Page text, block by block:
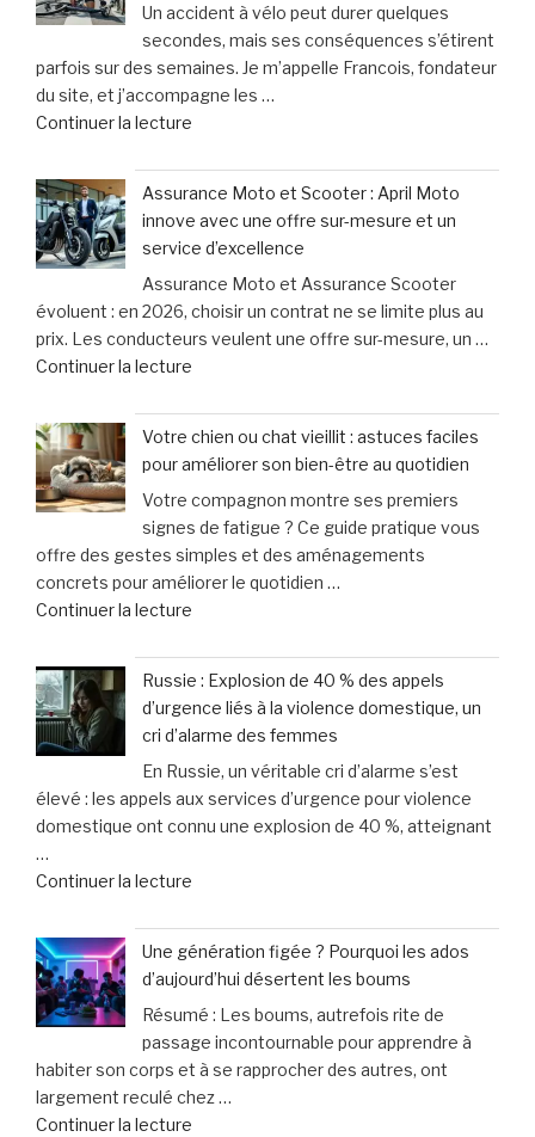
dommages
corporels »
bave
excessivement
et
titube
que
15
minutes
Un accident à vélo peut durer quelques
secondes, mais ses conséquences s’étirent
parfois sur des semaines. Je m’appelle Francois, fondateur
du site, et j’accompagne les …
Continuer la lecture
:
découvrez
les
erreurs
fréquentes
à
éviter
Assurance Moto et Scooter : April Moto
innove avec une offre sur-mesure et un
service d’excellence
Assurance Moto et Assurance Scooter
évoluent : en 2026, choisir un contrat ne se limite plus au
prix. Les conducteurs veulent une offre sur-mesure, un …
Continuer la lecture
Moto
et
Scooter
:
April
Moto
innove
un
service
d’excellence »
Votre chien ou chat vieillit : astuces faciles
pour améliorer son bien-être au quotidien
Votre compagnon montre ses premiers
signes de fatigue ? Ce guide pratique vous
offre des gestes simples et des aménagements
concrets pour améliorer le quotidien …
Continuer la lecture
chien
ou
chat
vieillit
:
astuces
faciles
quotidien »
Russie : Explosion de 40 % des appels
d’urgence liés à la violence domestique, un
cri d’alarme des femmes
En Russie, un véritable cri d’alarme s’est
élevé : les appels aux services d’urgence pour violence
domestique ont connu une explosion de 40 %, atteignant
…
Continuer la lecture
:
Explosion
de
40
%
des
appels
Une génération figée ? Pourquoi les ados
d’aujourd’hui désertent les boums
Résumé : Les boums, autrefois rite de
passage incontournable pour apprendre à
habiter son corps et à se rapprocher des autres, ont
largement reculé chez …
Continuer la lecture